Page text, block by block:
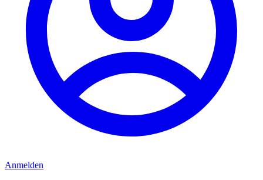
Anmelden